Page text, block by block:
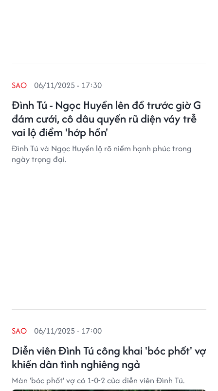
Đình Tú - Ngọc Huyền lên đồ trước giờ G
đám cưới, cô dâu quyến rũ diện váy trễ
vai lộ điểm 'hớp hồn'
SAO 06/11/2025 - 17:30
Đình Tú và Ngọc Huyền lộ rõ niềm hạnh phúc trong
ngày trọng đại.
Diễn viên Đình Tú công khai 'bóc phốt' vợ
khiến dân tình nghiêng ngả
SAO 06/11/2025 - 17:00
Màn 'bóc phốt' vợ có 1-0-2 của diễn viên Đình Tú.